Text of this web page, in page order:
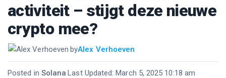
activiteit – stijgt deze nieuwe
crypto mee?
byAlex Verhoeven
Last Updated: March 5, 2025 10:18 am
·
Posted in Solana